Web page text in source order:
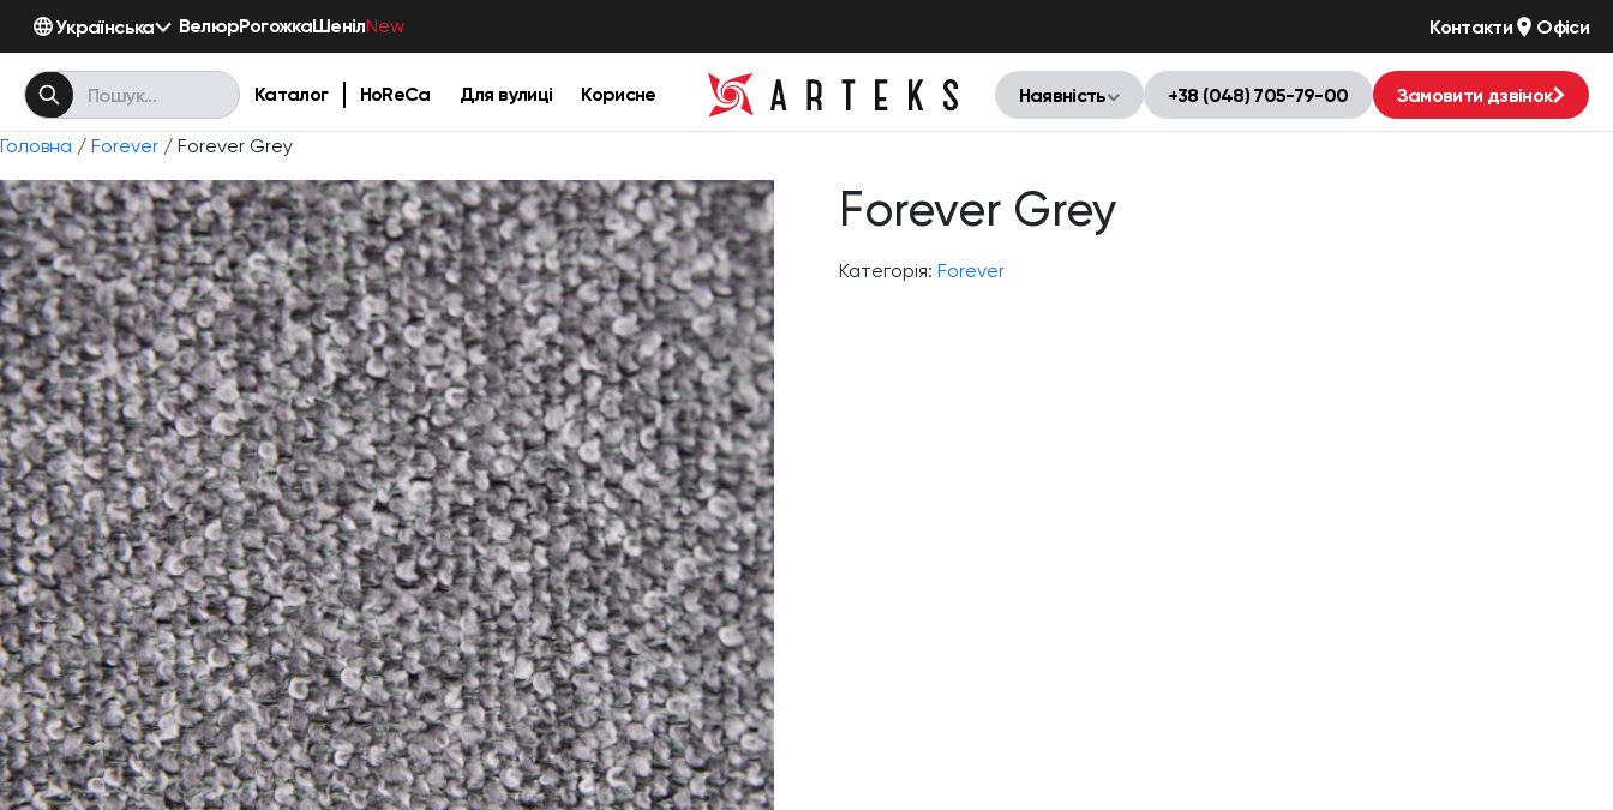
Українська ВелюрРогожкаШенілNew Контакти Офіси
Каталог HoReCa Для вулиці Корисне Наявність +38 (048) 705-79-00 Замовити дзвінок
Головна / Forever / Forever Grey
Forever Grey
Категорія: Forever